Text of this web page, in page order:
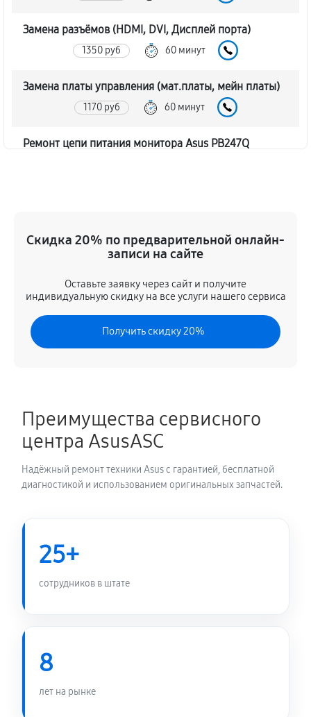
Замена разъёмов (HDMI, DVI, Дисплей порта)
1350 руб 60 минут
Замена платы управления (мат.платы, мейн платы)
1170 руб 60 минут
Ремонт цепи питания монитора Asus PB247Q
Замена лампы подсветки
60 минут
Ремонт блока управления
630 руб 60 минут
Замена электронных компонентов
1710 руб
Скидка 20% по предварительной онлайн-
записи на сайте
Оставьте заявку через сайт и получите
индивидуальную скидку на все услуги нашего сервиса
Получить скидку 20%
Преимущества сервисного
центра AsusASC
Надёжный ремонт техники Asus с гарантией, бесплатной
диагностикой и использованием оригинальных запчастей.
25+
сотрудников в штате
8
лет на рынке